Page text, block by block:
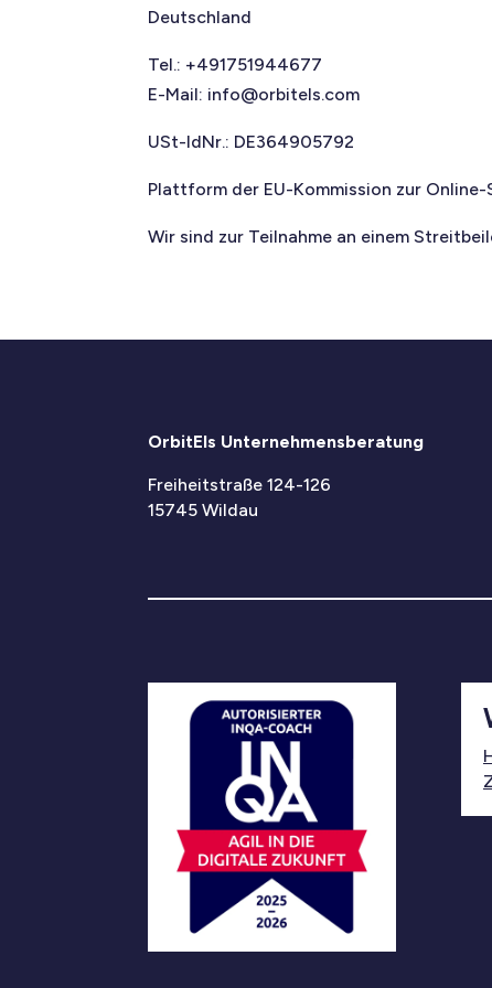
Deutschland
Tel.: +491751944677
E-Mail: info@orbitels.com
USt-IdNr.: DE364905792
Plattform der EU-Kommission zur
Wir sind zur Teilnahme an einem
OrbitEls Unternehmensberatung
Freiheitstraße 124-126
15745 Wildau